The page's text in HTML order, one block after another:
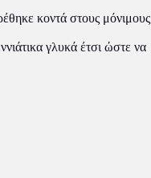
κοντά στους μόνιμους
γλυκά έτσι ώστε να